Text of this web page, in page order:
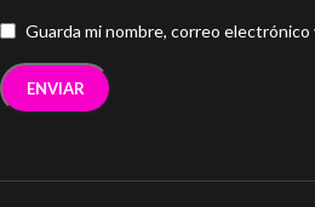
Guarda mi nombre, correo